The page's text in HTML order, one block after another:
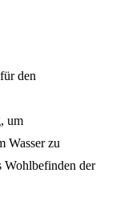
den
um
Wasser zu
Wohlbefinden der